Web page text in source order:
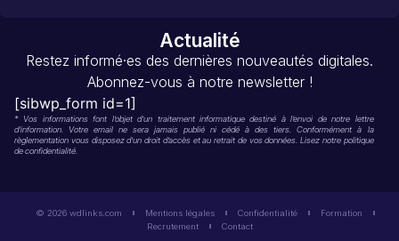
Actualité
Restez informé·es des dernières nouveautés digitales.
Abonnez-vous à notre newsletter !
[sibwp_form id=1]
* Vos informations font l’objet d’un traitement informatique destiné à l’envoi de notre lettre
d’information. Votre email ne sera jamais publié ni cédé à des tiers. Conformément à la
règlementation vous disposez d’un droit d’accès et au retrait de vos données. Lisez notre politique
de confidentialité.
© 2026 wdlinks.com Mentions légales Confidentialité
Formation
Recrutement
Contact